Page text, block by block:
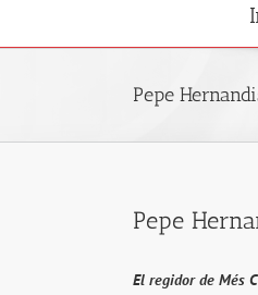
Pepe
Pepe
El regidor de Més